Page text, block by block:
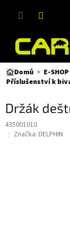
Domů E-
Příslušenství k
Držák
435001010
Značka: DELPHIN